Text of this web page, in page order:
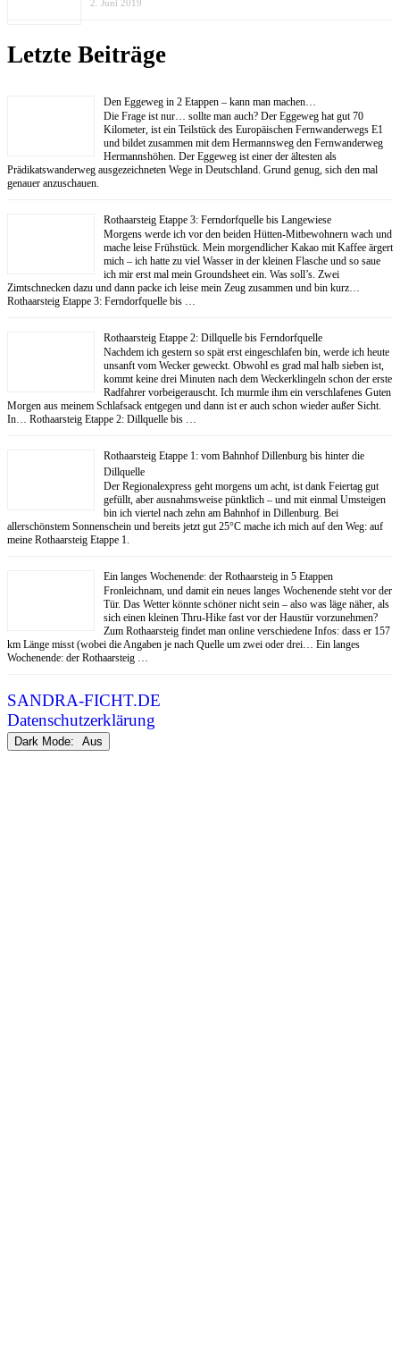
2. Juni 2019
Letzte Beiträge
Den Eggeweg in 2 Etappen – kann man machen…
Die Frage ist nur… sollte man auch? Der Eggeweg hat gut 70
Kilometer, ist ein Teilstück des Europäischen Fernwanderwegs E1
und bildet zusammen mit dem Hermannsweg den Fernwanderweg
Hermannshöhen. Der Eggeweg ist einer der ältesten als
Prädikatswanderweg ausgezeichneten Wege in Deutschland. Grund genug, sich den mal
genauer anzuschauen.
Rothaarsteig Etappe 3: Ferndorfquelle bis Langewiese
Morgens werde ich vor den beiden Hütten-Mitbewohnern wach und
mache leise Frühstück. Mein morgendlicher Kakao mit Kaffee ärgert
mich – ich hatte zu viel Wasser in der kleinen Flasche und so saue
ich mir erst mal mein Groundsheet ein. Was soll’s. Zwei
Zimtschnecken dazu und dann packe ich leise mein Zeug zusammen und bin kurz…
Rothaarsteig Etappe 3: Ferndorfquelle bis …
Rothaarsteig Etappe 2: Dillquelle bis Ferndorfquelle
Nachdem ich gestern so spät erst eingeschlafen bin, werde ich heute
unsanft vom Wecker geweckt. Obwohl es grad mal halb sieben ist,
kommt keine drei Minuten nach dem Weckerklingeln schon der erste
Radfahrer vorbeigerauscht. Ich murmle ihm ein verschlafenes Guten
Morgen aus meinem Schlafsack entgegen und dann ist er auch schon wieder außer Sicht.
In… Rothaarsteig Etappe 2: Dillquelle bis …
Rothaarsteig Etappe 1: vom Bahnhof Dillenburg bis hinter die
Dillquelle
Der Regionalexpress geht morgens um acht, ist dank Feiertag gut
gefüllt, aber ausnahmsweise pünktlich – und mit einmal Umsteigen
bin ich viertel nach zehn am Bahnhof in Dillenburg. Bei
allerschönstem Sonnenschein und bereits jetzt gut 25°C mache ich mich auf den Weg: auf
meine Rothaarsteig Etappe 1.
Ein langes Wochenende: der Rothaarsteig in 5 Etappen
Fronleichnam, und damit ein neues langes Wochenende steht vor der
Tür. Das Wetter könnte schöner nicht sein – also was läge näher, als
sich einen kleinen Thru-Hike fast vor der Haustür vorzunehmen?
Zum Rothaarsteig findet man online verschiedene Infos: dass er 157
km Länge misst (wobei die Angaben je nach Quelle um zwei oder drei… Ein langes
Wochenende: der Rothaarsteig …
SANDRA-FICHT.DE
Datenschutzerklärung
Dark Mode: